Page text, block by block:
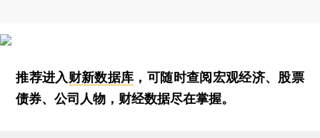
推荐进入财新数据库 ，可随时查阅宏观经济、股票
债券、公司人物，财经数据尽在掌握。